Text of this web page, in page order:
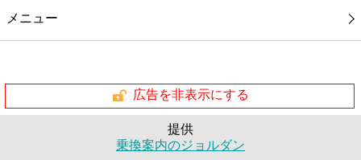
メニュー
広告を非表示にする
提供
乗換案内のジョルダン